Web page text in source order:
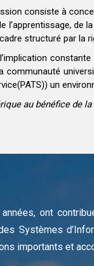
consiste à
l’apprentissage, de
structuré par la
communauté
un
au bénéfice de
ont
Systèmes
importants et